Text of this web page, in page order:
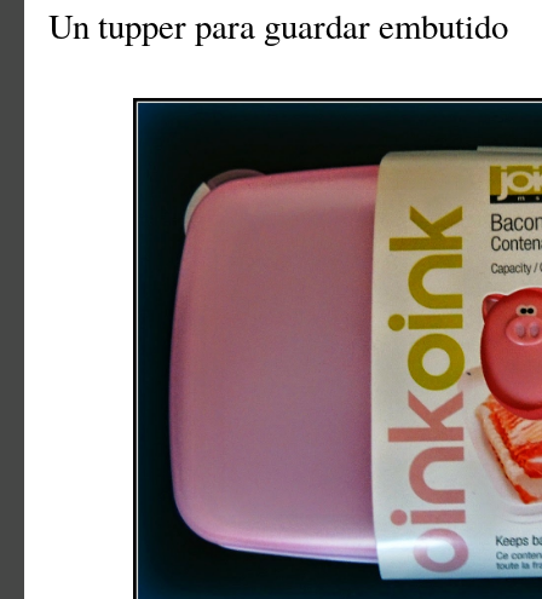
Un tupper para guardar embutido